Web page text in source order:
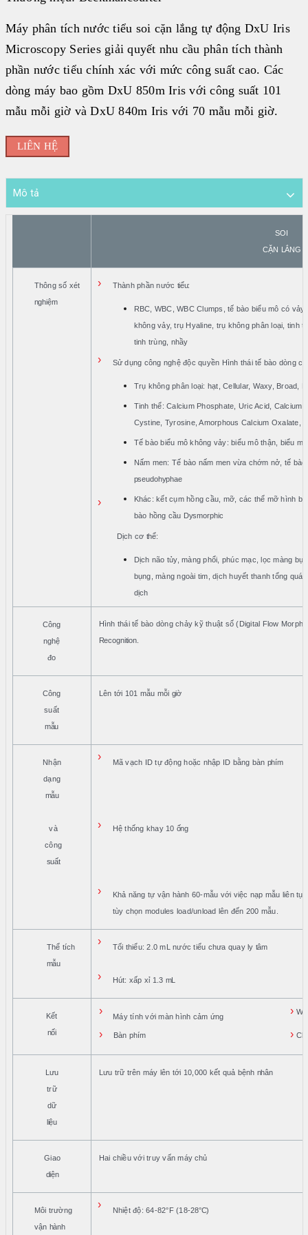
Đối tác
BECKMAN COULTER
FUJIREBIO
|
|
SFRI
ABBOTT
Máy phân tích nước tiểu soi cặn lắng tự động DxU Iris
Microscopy Series giải quyết nhu cầu phân tích thành
phần nước tiểu chính xác với mức công suất cao. Các
dòng máy bao gồm DxU 850m Iris với công suất 101
mẫu mỗi giờ và DxU 840m Iris với 70 mẫu mỗi giờ.
LIÊN HỆ
Mô tả
SOI
CẶN LẮNG
Thông số xét
nghiệm
› Thành phần nước tiểu:
RBC, WBC, WBC Clumps, tế bào biểu mô có
không vảy, trụ Hyaline, trụ không phân loại, tinh
tinh trùng, nhầy
Sử dụng công nghệ độc quyền Hình thái tế bào dòng
Trụ không phân loại: hạt, Cellular, Waxy, Broad,
Tinh thể: Calcium Phosphate, Uric Acid, Calcium
Cystine, Tyrosine, Amorphous Calcium Oxalate,
Tế bào biểu mô không vảy: biểu mô thận, biểu
Nấm men: Tế bào nấm men vừa chớm nở, tế
pseudohyphae
Khác: kết cụm hồng cầu, mỡ, các thể mỡ hình
bào hồng cầu Dysmorphic
Dịch cơ thể:
Dịch não tủy, màng phổi, phúc mạc, lọc màng
bụng, màng ngoài tim, dịch huyết thanh tổng
dịch
›
›
Công
nghệ
đo
Hình thái tế bào dòng chảy kỹ thuật số (Digital Flow
Recognition.
Công
suất
mẫu
Lên tới 101 mẫu mỗi giờ
Nhận
dạng
mẫu
› Mã vạch ID tự động hoặc nhập ID bằng bàn phím
và
công
suất
› Hệ thống khay 10 ống
›
Khả năng tự vận hành 60-mẫu với việc nạp mẫu liên
tùy chọn modules load/unload lên đến 200 mẫu.
Thể tích
mẫu
› Tối thiểu: 2.0 mL nước tiểu chưa quay ly tâm
› Hút: xấp xỉ 1.3 mL
Kết
nối
›
›
Máy tính với màn hình cảm ứng
Bàn phím
›
›
Lưu
trữ
dữ
liệu
Lưu trữ trên máy lên tới 10,000 kết quả bệnh nhân
Giao
diện
Hai chiều với truy vấn máychủ
Môi trường
vận hành
› Nhiệt độ: 64-82°F (18-28°C)